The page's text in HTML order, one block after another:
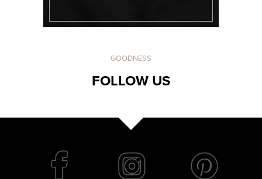
GOODNESS
FOLLOW US